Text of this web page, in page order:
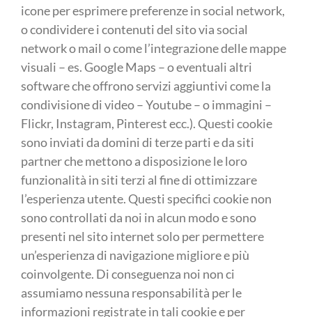
icone per esprimere preferenze in social network,
o condividere i contenuti del sito via social
network o mail o come l’integrazione delle mappe
visuali – es. Google Maps – o eventuali altri
software che offrono servizi aggiuntivi come la
condivisione di video – Youtube – o immagini –
Flickr, Instagram, Pinterest ecc.). Questi cookie
sono inviati da domini di terze parti e da siti
partner che mettono a disposizione le loro
funzionalità in siti terzi al fine di ottimizzare
l’esperienza utente. Questi specifici cookie non
sono controllati da noi in alcun modo e sono
presenti nel sito internet solo per permettere
un’esperienza di navigazione migliore e più
coinvolgente. Di conseguenza noi non ci
assumiamo nessuna responsabilità per le
informazioni registrate in tali cookie e per